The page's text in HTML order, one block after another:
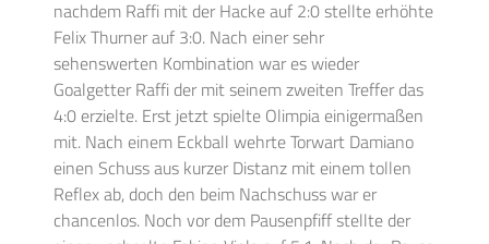
nachdem Raffi mit der Hacke auf 2:0 stellte erhöhte
Felix Thurner auf 3:0. Nach einer sehr
sehenswerten Kombination war es wieder
Goalgetter Raffi der mit seinem zweiten Treffer das
4:0 erzielte. Erst jetzt spielte Olimpia einigermaßen
mit. Nach einem Eckball wehrte Torwart Damiano
einen Schuss aus kurzer Distanz mit einem tollen
Reflex ab, doch den beim Nachschuss war er
chancenlos. Noch vor dem Pausenpfiff stellte der